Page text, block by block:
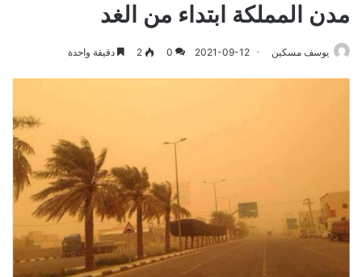
مدن المملكة ابتداء من الغد
يوسف مسكين 2021-09-12
0
2 دقيقة واحدة